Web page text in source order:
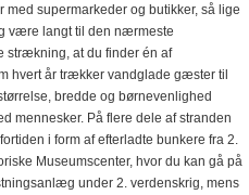
supermarkeder og butikker, så lige
være langt til den nærmeste
strækning, at du finder én af
hvert år trækker vandglade gæster til
bredde og børnevenlighed
mennesker. På flere dele af stranden
i form af efterladte bunkere fra 2.
Museumscenter, hvor du kan gå på
under 2. verdenskrig, mens